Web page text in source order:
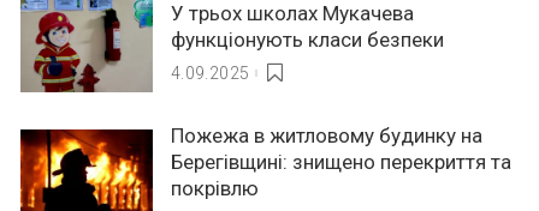
У трьох школах Мукачева
функціонують класи безпеки
4.09.2025
Пожежа в житловому будинку на
Берегівщині: знищено перекриття та
покрівлю